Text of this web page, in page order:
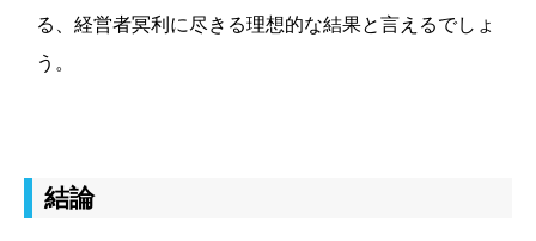
る、経営者冥利に尽きる理想的な結果と言えるでしょ
う。
結論